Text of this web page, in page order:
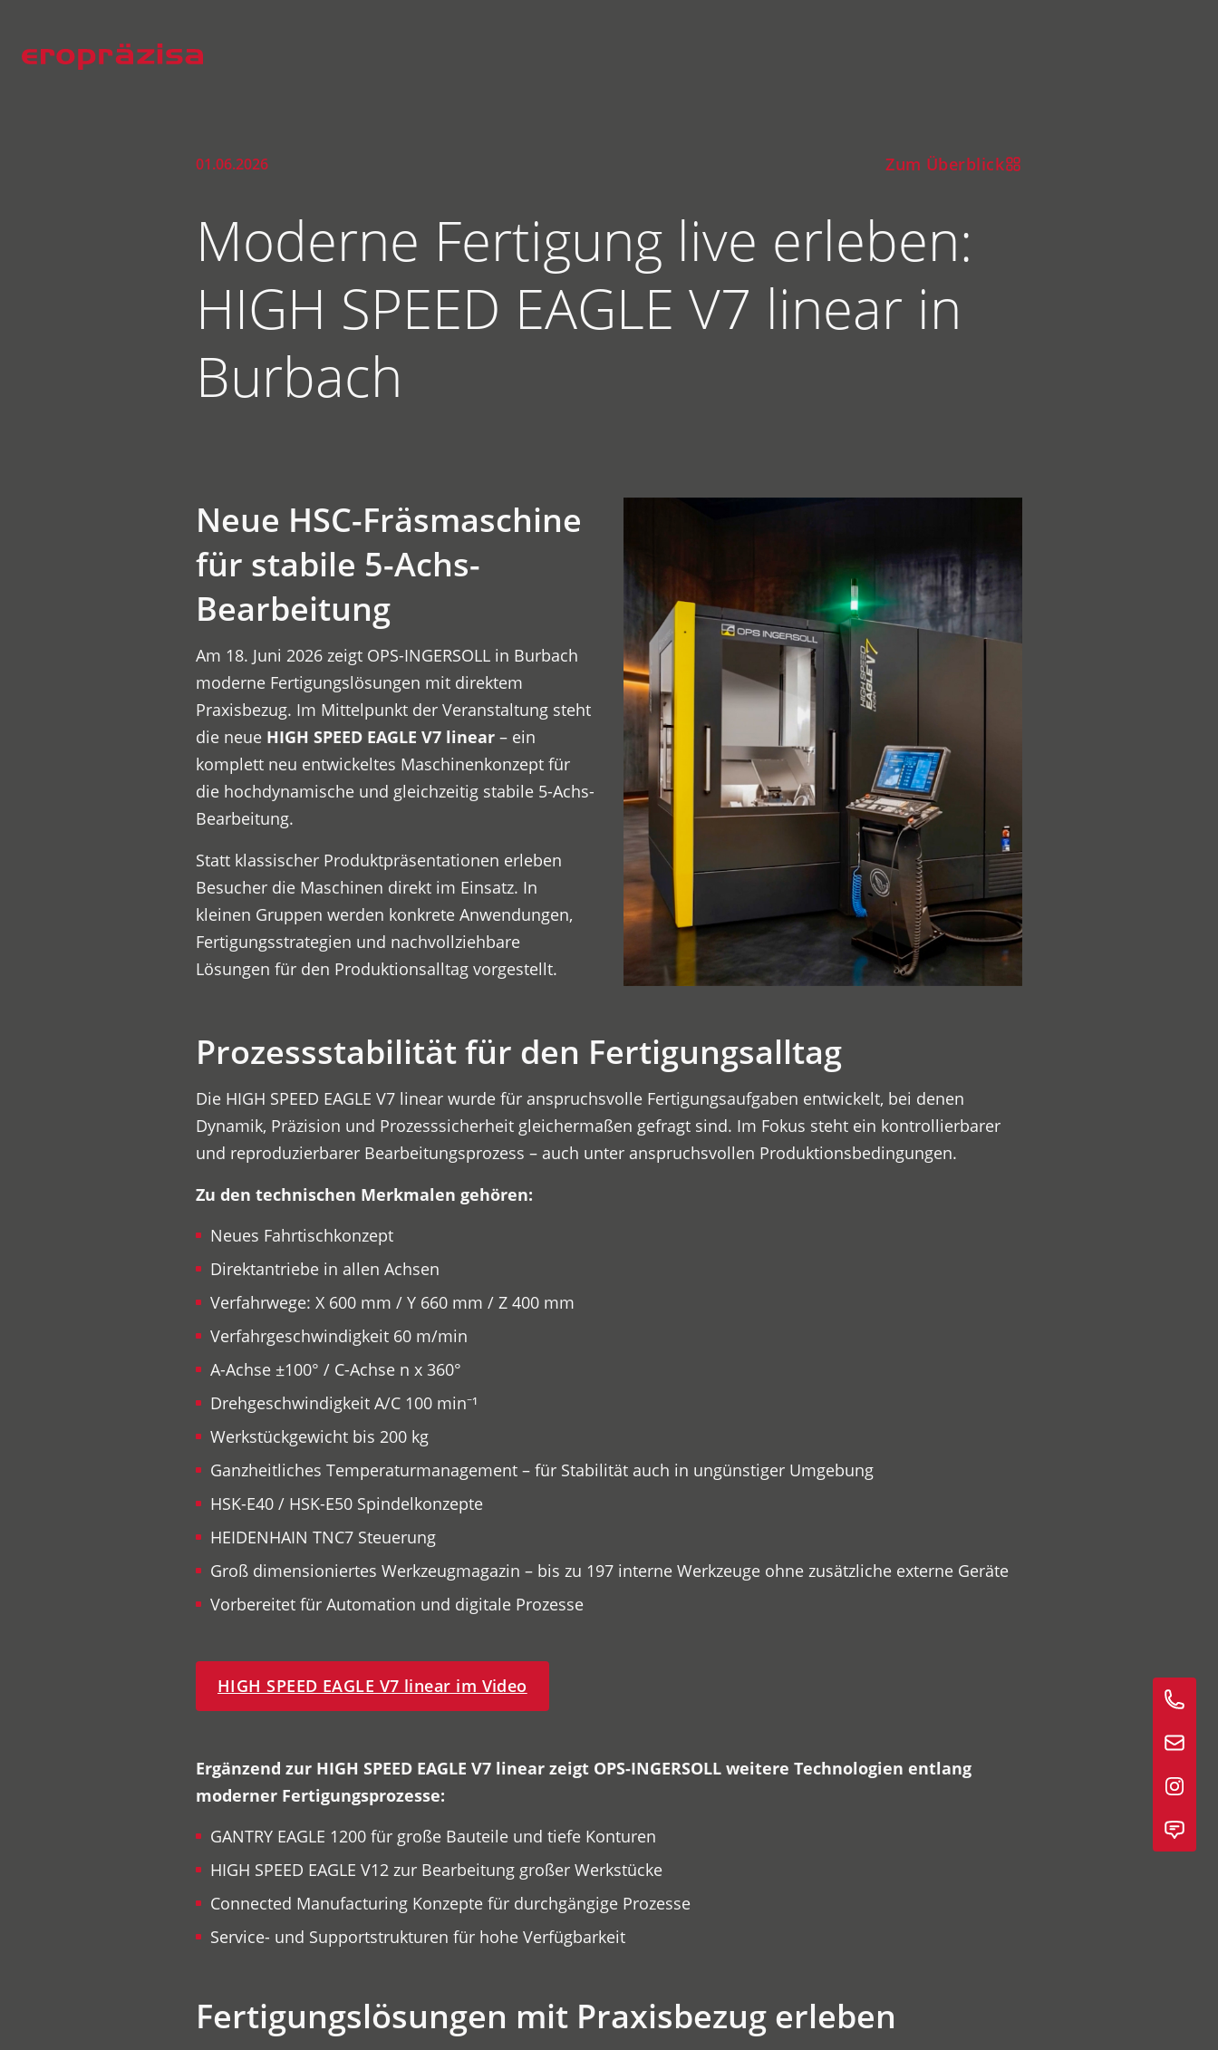
01.06.2026 Zum Überblick
Moderne Fertigung live erleben:
HIGH SPEED EAGLE V7 linear in
Burbach
Neue HSC-Fräsmaschine
für stabile 5-Achs-
Bearbeitung
Am 18. Juni 2026 zeigt OPS-INGERSOLL in Burbach
moderne Fertigungslösungen mit direktem
Praxisbezug. Im Mittelpunkt der Veranstaltung steht
die neue HIGH SPEED EAGLE V7 linear – ein
komplett neu entwickeltes Maschinenkonzept für
die hochdynamische und gleichzeitig stabile 5-Achs-
Bearbeitung.
Statt klassischer Produktpräsentationen erleben
Besucher die Maschinen direkt im Einsatz. In
kleinen Gruppen werden konkrete Anwendungen,
Fertigungsstrategien und nachvollziehbare
Lösungen für den Produktionsalltag vorgestellt.
Prozessstabilität für den Fertigungsalltag
Die HIGH SPEED EAGLE V7 linear wurde für anspruchsvolle Fertigungsaufgaben entwickelt, bei denen
Dynamik, Präzision und Prozesssicherheit gleichermaßen gefragt sind. Im Fokus steht ein kontrollierbarer
und reproduzierbarer Bearbeitungsprozess – auch unter anspruchsvollen Produktionsbedingungen.
Zu den technischen Merkmalen gehören:
Neues Fahrtischkonzept
Direktantriebe in allen Achsen
Verfahrwege: X 600 mm / Y 660 mm / Z 400 mm
Verfahrgeschwindigkeit 60 m/min
A-Achse ±100° / C-Achse n x 360°
Drehgeschwindigkeit A/C 100 min⁻¹
Werkstückgewicht bis 200 kg
Ganzheitliches Temperaturmanagement – für Stabilität auch in ungünstiger Umgebung
HSK-E40 / HSK-E50 Spindelkonzepte
HEIDENHAIN TNC7 Steuerung
Groß dimensioniertes Werkzeugmagazin – bis zu 197 interne Werkzeuge ohne zusätzliche externe Geräte
Vorbereitet für Automation und digitale Prozesse
HIGH SPEED EAGLE V7 linear im Video
Ergänzend zur HIGH SPEED EAGLE V7 linear zeigt OPS-INGERSOLL weitere Technologien entlang
moderner Fertigungsprozesse:
GANTRY EAGLE 1200 für große Bauteile und tiefe Konturen
HIGH SPEED EAGLE V12 zur Bearbeitung großer Werkstücke
Connected Manufacturing Konzepte für durchgängige Prozesse
Service- und Supportstrukturen für hohe Verfügbarkeit
Fertigungslösungen mit Praxisbezug erleben